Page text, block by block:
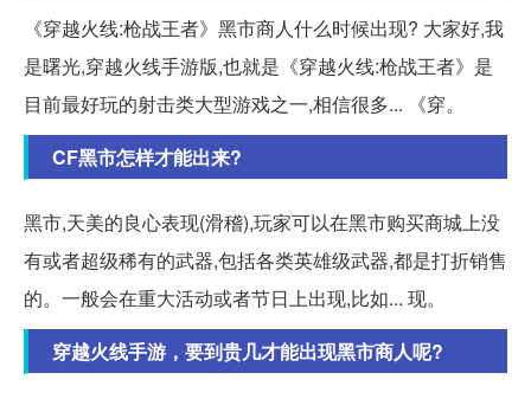
《穿越火线:枪战王者》黑市商人什么时候出现? 大家好,我
是曙光,穿越火线手游版,也就是《穿越火线:枪战王者》是
目前最好玩的射击类大型游戏之一,相信很多... 《穿。
CF黑市怎样才能出来?
黑市,天美的良心表现(滑稽),玩家可以在黑市购买商城上没
有或者超级稀有的武器,包括各类英雄级武器,都是打折销售
的。一般会在重大活动或者节日上出现,比如... 现。
穿越火线手游，要到贵几才能出现黑市商人呢?